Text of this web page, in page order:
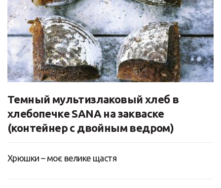
Темный мультизлаковый хлеб в
хлебопечке SANA на закваске
(контейнер с двойным ведром)
Хрюшки – моє велике щастя